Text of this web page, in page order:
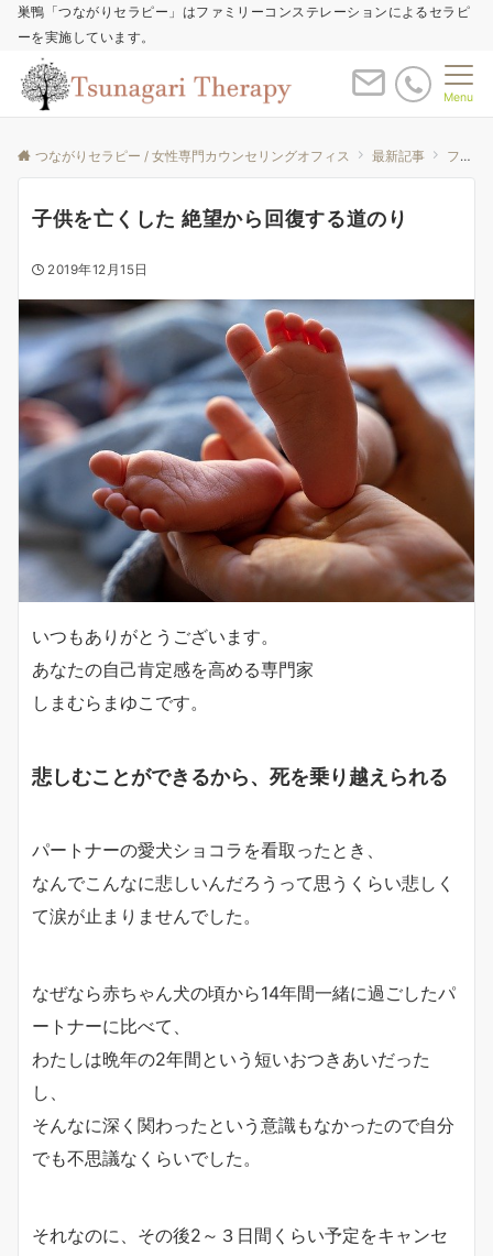
巣鴨「つながりセラピー」はファミリーコンステレーションによるセラピ
ーを実施しています。
Menu
つながりセラピー / 女性専門カウンセリングオフィス 最新記事 ファミリーコンステレーションと私
子供を亡くした 絶望から回復する道のり
2019年12月15日
いつもありがとうございます。
あなたの自己肯定感を高める専門家
しまむらまゆこです。
悲しむことができるから、死を乗り越えられる
パートナーの愛犬ショコラを看取ったとき、
なんでこんなに悲しいんだろうって思うくらい悲しく
て涙が止まりませんでした。
なぜなら赤ちゃん犬の頃から14年間一緒に過ごしたパ
ートナーに比べて、
わたしは晩年の2年間という短いおつきあいだった
し、
そんなに深く関わったという意識もなかったので自分
でも不思議なくらいでした。
それなのに、その後2～３日間くらい予定をキャンセ